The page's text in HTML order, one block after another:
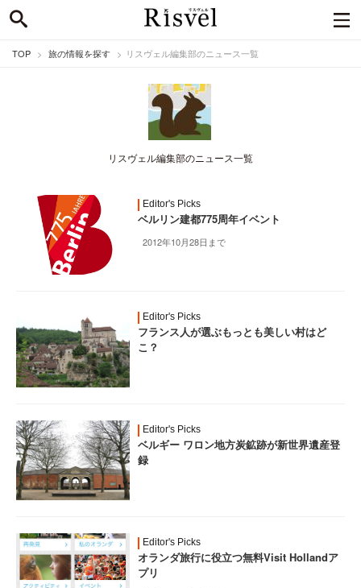
TOP 旅の情報を探す リスヴェル編集部のニュース一覧
リスヴェル編集部のニュース一覧
Editor's Picks
ベルリン建都775周年イベント
2012年10月28日まで
Editor's Picks
フランス人が選ぶもっとも美しい村はど
こ？
Editor's Picks
ベルギー ワロン地方炭鉱跡が新世界遺産登
録
Editor's Picks
オランダ旅行に役立つ無料Visit Hollandア
プリ